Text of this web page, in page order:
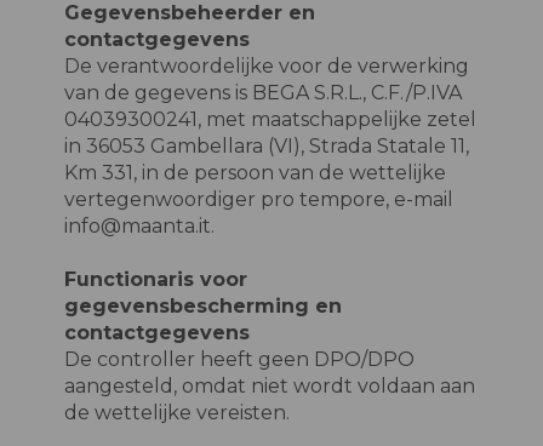
Gegevensbeheerder en
contactgegevens
De verantwoordelijke voor de verwerking
van de gegevens is BEGA S.R.L., C.F./P.IVA
04039300241, met maatschappelijke zetel
in 36053 Gambellara (VI), Strada Statale 11,
Km 331, in de persoon van de wettelijke
vertegenwoordiger pro tempore, e-mail
info@maanta.it.
Functionaris voor
gegevensbescherming en
contactgegevens
De controller heeft geen DPO/DPO
aangesteld, omdat niet wordt voldaan aan
de wettelijke vereisten.